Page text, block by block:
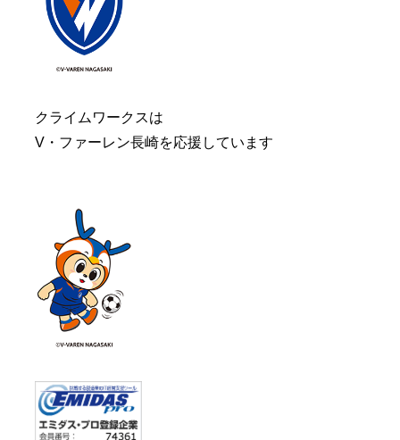
クライムワークスは
V・ファーレン長崎を応援しています